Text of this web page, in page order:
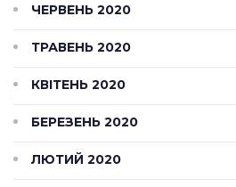
ЧЕРВЕНЬ 2020
ТРАВЕНЬ 2020
КВІТЕНЬ 2020
БЕРЕЗЕНЬ 2020
ЛЮТИЙ 2020